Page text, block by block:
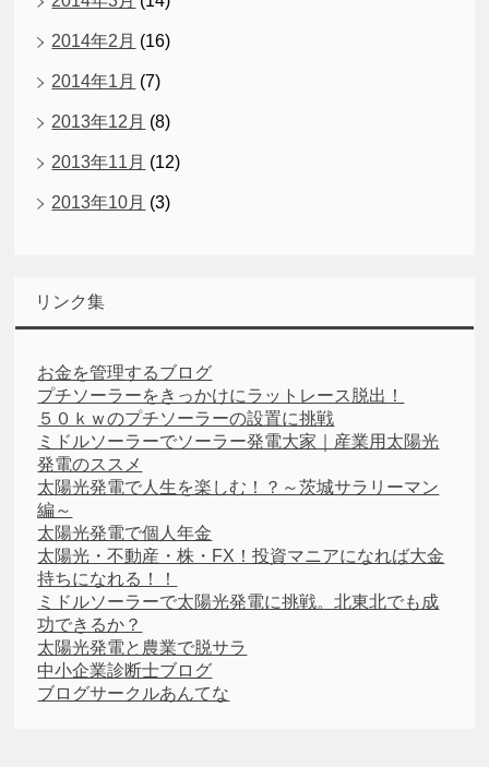
2014年2月 (16)
2014年1月 (7)
2013年12月 (8)
2013年11月 (12)
2013年10月 (3)
リンク集
お金を管理するブログ
プチソーラーをきっかけにラットレース脱出！
５０ｋｗのプチソーラーの設置に挑戦
ミドルソーラーでソーラー発電大家｜産業用太陽光
発電のススメ
太陽光発電で人生を楽しむ！？～茨城サラリーマン
編～
太陽光発電で個人年金
太陽光・不動産・株・FX！投資マニアになれば大金
持ちになれる！！
ミドルソーラーで太陽光発電に挑戦。北東北でも成
功できるか？
太陽光発電と農業で脱サラ
中小企業診断士ブログ
ブログサークルあんてな